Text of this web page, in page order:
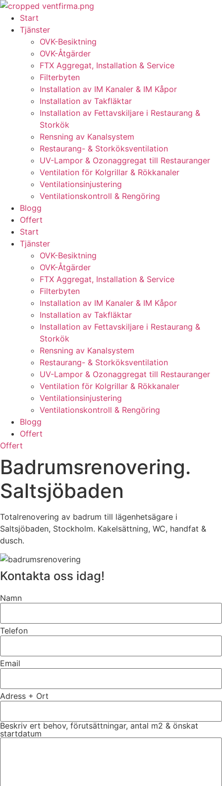
Skip
content
Start
Tjänster
OVK-Besiktning
OVK-Åtgärder
FTX Aggregat, Installation & Service
Filterbyten
Installation av IM Kanaler & IM Kåpor
Installation av Takfläktar
Installation av Fettavskiljare i Restaurang &
Storkök
Rensning av Kanalsystem
Restaurang- & Storköksventilation
UV-Lampor & Ozonaggregat till Restauranger
Ventilation för Kolgrillar & Rökkanaler
Ventilationsinjustering
Ventilationskontroll & Rengöring
Blogg
Offert
Start
Tjänster
OVK-Besiktning
OVK-Åtgärder
FTX Aggregat, Installation & Service
Filterbyten
Installation av IM Kanaler & IM Kåpor
Installation av Takfläktar
Installation av Fettavskiljare i Restaurang &
Storkök
Rensning av Kanalsystem
Restaurang- & Storköksventilation
UV-Lampor & Ozonaggregat till Restauranger
Ventilation för Kolgrillar & Rökkanaler
Ventilationsinjustering
Ventilationskontroll & Rengöring
Blogg
Offert
Offert
Badrumsrenovering.
Saltsjöbaden
Totalrenovering av badrum till lägenhetsägare i
Saltsjöbaden, Stockholm. Kakelsättning, WC, handfat &
dusch.
Kontakta oss idag!
Namn
Telefon
Email
Adress + Ort
Beskriv ert behov, förutsättningar, antal m2 & önskat
startdatum